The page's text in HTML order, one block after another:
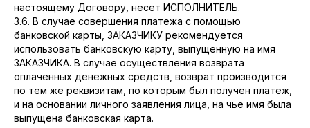
настоящему Договору, несет ИСПОЛНИТЕЛЬ.
3.6. В случае совершения платежа с помощью
банковской карты, ЗАКАЗЧИКУ рекомендуется
использовать банковскую карту, выпущенную на имя
ЗАКАЗЧИКА. В случае осуществления возврата
оплаченных денежных средств, возврат производится
по тем же реквизитам, по которым был получен платеж,
и на основании личного заявления лица, на чье имя была
выпущена банковская карта.